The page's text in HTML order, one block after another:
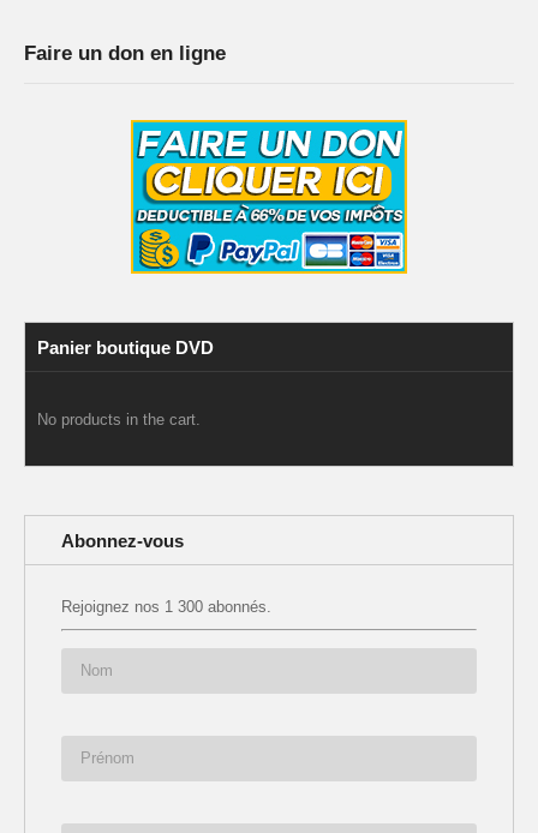
Faire un don en ligne
Panier boutique DVD
No products in the cart.
Abonnez-vous
Rejoignez nos 1 300 abonnés.